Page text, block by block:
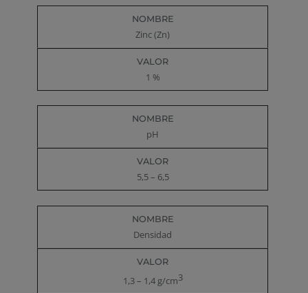
Zinc (Zn)
1 %
pH
5,5 – 6,5
Densidad
1,3 – 1,4 g/cm3